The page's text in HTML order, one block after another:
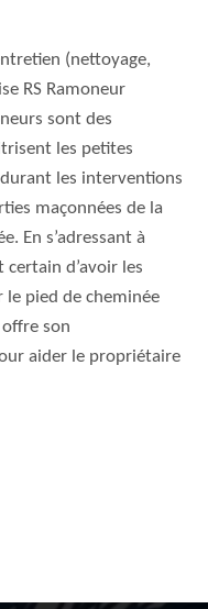
(nettoyage,
RS Ramoneur
sont des
les petites
les interventions
maçonnées de la
En s’adressant à
d’avoir les
pied de cheminée
son
aider le propriétaire